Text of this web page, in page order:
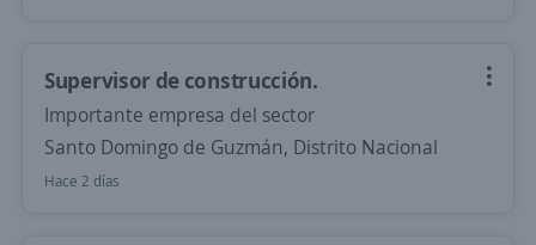
Supervisor de construcción.
Importante empresa del sector
Santo Domingo de Guzmán, Distrito Nacional
Hace 2 días